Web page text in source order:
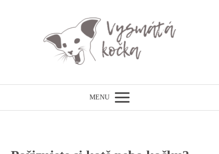
MENU